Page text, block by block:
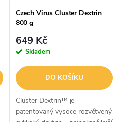
Czech Virus Cluster Dextrin
800 g
649 Kč
Skladem
DO KOŠÍKU
Cluster Dextrin™ je
patentovaný vysoce rozvětvený